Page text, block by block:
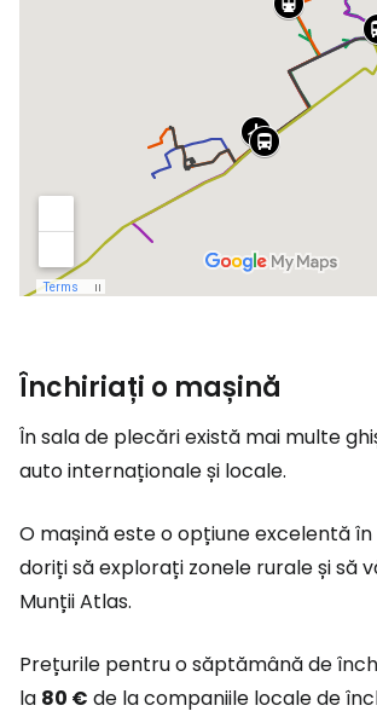
Închiriați o mașină
În sala de plecări există mai multe
auto internaționale și locale.
O mașină este o opțiune excelentă
doriți să explorați zonele rurale și să
Munții Atlas.
Prețurile pentru o săptămână de
la 80 € de la companiile locale de